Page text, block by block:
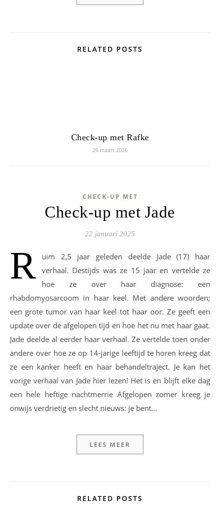
RELATED POSTS
Check-up met Rafke
26 maart 2026
CHECK-UP MET
Check-up met Jade
22 januari 2025
R
uim 2,5 jaar geleden deelde Jade (17) haar
verhaal. Destijds was ze 15 jaar en vertelde ze
hoe ze over haar diagnose: een
rhabdomyosarcoom in haar keel. Met andere woorden;
een grote tumor van haar keel tot haar oor. Ze geeft een
update over de afgelopen tijd en hoe het nu met haar gaat.
Jade deelde al eerder haar verhaal. Ze vertelde toen onder
andere over hoe ze op 14-jarige leeftijd te horen kreeg dat
ze een kanker heeft en haar behandeltraject. Je kan het
vorige verhaal van Jade hier lezen! Het is en blijft elke dag
een hele heftige nachtmerrie Afgelopen zomer kreeg je
onwijs verdrietig en slecht nieuws: je bent…
LEES MEER
RELATED POSTS